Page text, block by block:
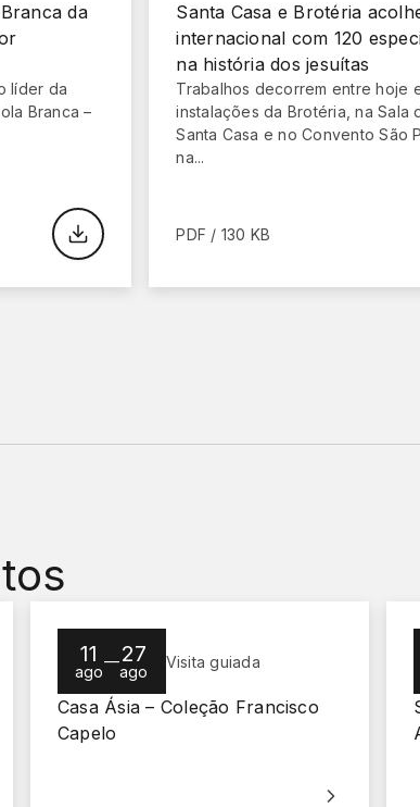
da
líder da
Branca –
Santa Casa e Brotéria
internacional com 120
na história dos jesuítas
Trabalhos decorrem entre hoje
instalações da Brotéria, na Sala
Santa Casa e no Convento São
na...
PDF / 130 KB
11
ago
—27
ago
Visita guiada
Casa Ásia – Coleção Francisco
Capelo